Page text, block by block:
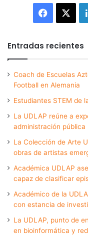
Entradas recientes
Coach de Escuelas
Football en Alemania
Estudiantes STEM de
La UDLAP reúne a
administración pública
La Colección de Arte
obras de artistas
Académica UDLAP
capaz de clasificar
Académico de la
con estancia de
La UDLAP, punto de
en bioinformática y